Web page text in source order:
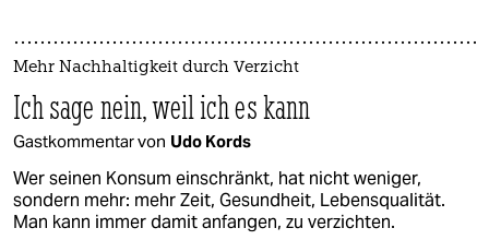
Mehr Nachhaltigkeit durch Verzicht
Ich sage nein, weil ich es kann
Gastkommentar von Udo Kords
Wer seinen Konsum einschränkt, hat nicht weniger,
sondern mehr: mehr Zeit, Gesundheit, Lebensqualität.
Man kann immer damit anfangen, zu verzichten.